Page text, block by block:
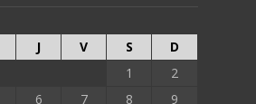
J V S
D
1
2
6 7 8 9